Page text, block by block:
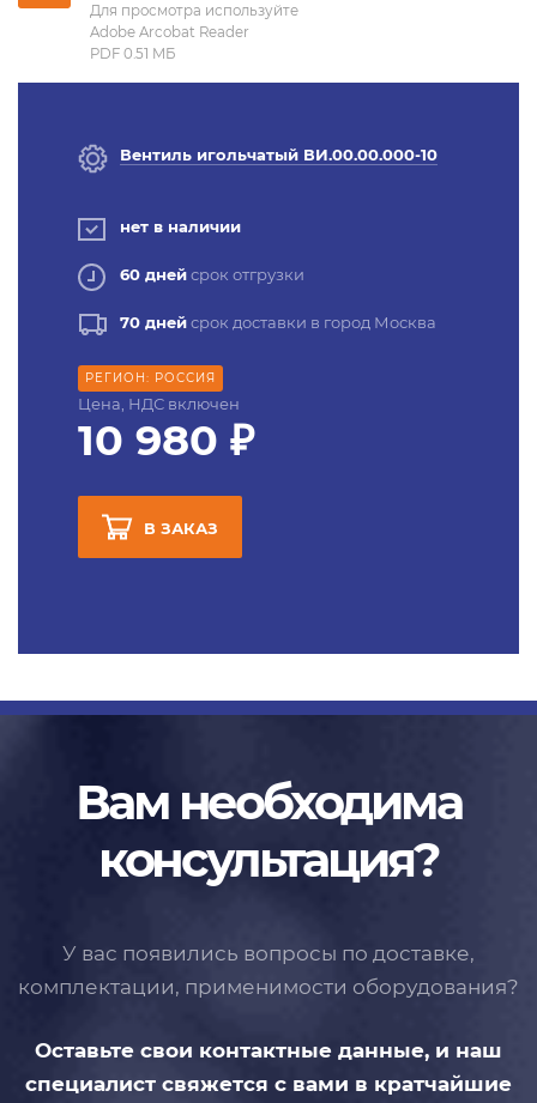
Для просмотра используйте
Adobe Arcobat Reader
PDF 0.51 MБ
Вентиль игольчатый ВИ.00.00.000-10
нет в наличии
60 днейсрок отгрузки
70 днейсрок доставки в город Москва
РЕГИОН: РОССИЯ
Цена, НДС включен
10 980 ₽
В ЗАКАЗ
Вам необходима
консультация?
У вас появились вопросы по доставке,
комплектации, применимости оборудования?
Оставьте свои контактные данные, и наш
специалист свяжется с вами в кратчайшие